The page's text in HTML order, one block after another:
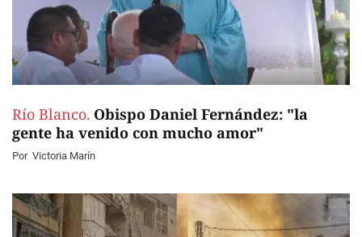
Río Blanco. Obispo Daniel Fernández: "la
gente ha venido con mucho amor"
Por Victoria Marín